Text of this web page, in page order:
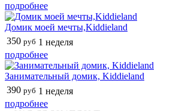
подробнее
Домик моей мечты,Kiddieland
350 руб 1 неделя
подробнее
Занимательный домик, Kiddieland
390 руб 1 неделя
подробнее